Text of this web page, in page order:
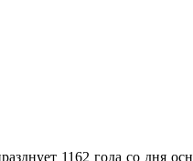
1162 года со дня